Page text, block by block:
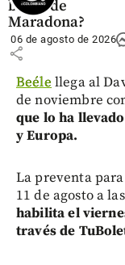
balón de
Maradona?
share
06 de agosto de 2026
Beéle llega al
de noviembre
que lo ha
y Europa.
La preventa
11 de agosto a
habilita el
través de